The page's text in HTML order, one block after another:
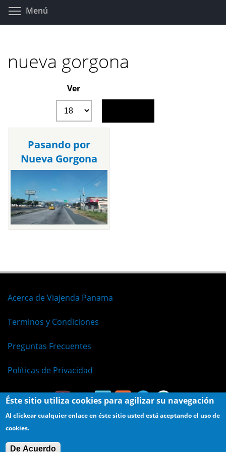
Pasar Menú
nueva gorgona
Ver
Pasando por
Nueva Gorgona
Acerca de Viajenda Panama
Terminos y Condiciones
Preguntas Frecuentes
Políticas de Privacidad
Éste sitio utiliza cookies para agilizar su navegación
Al clickear cualquier enlace en éste sitio usted está aceptando el uso de
cookies.
De Acuerdo